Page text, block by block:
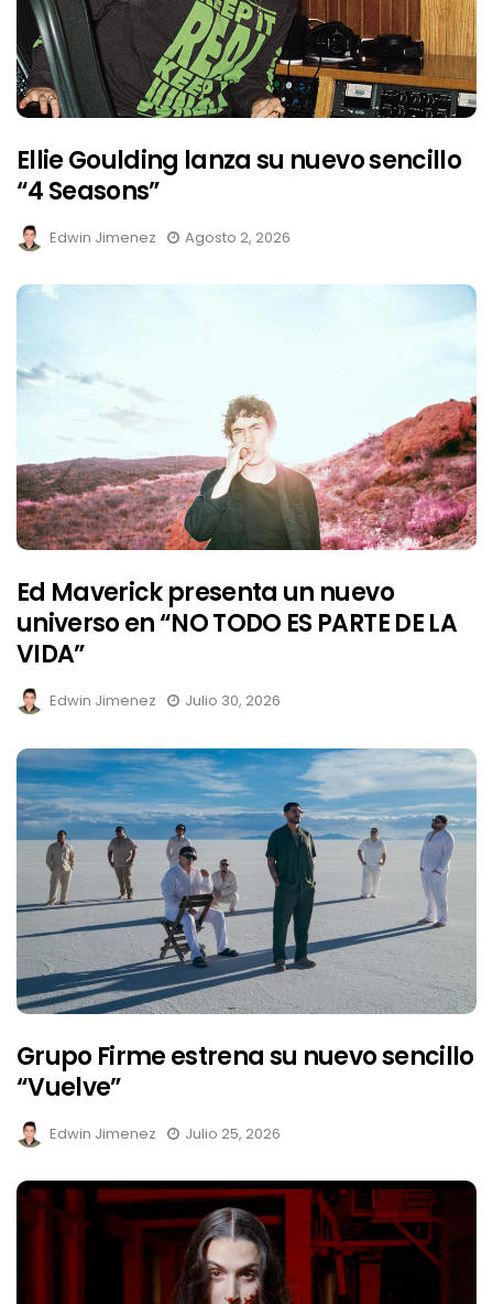
Ellie Goulding lanza su nuevo sencillo
“4 Seasons”
Edwin Jimenez Agosto 2, 2026
Ed Maverick presenta un nuevo
universo en “NO TODO ES PARTE DE LA
VIDA”
Edwin Jimenez Julio 30, 2026
Grupo Firme estrena su nuevo sencillo
“Vuelve”
Edwin Jimenez Julio 25, 2026